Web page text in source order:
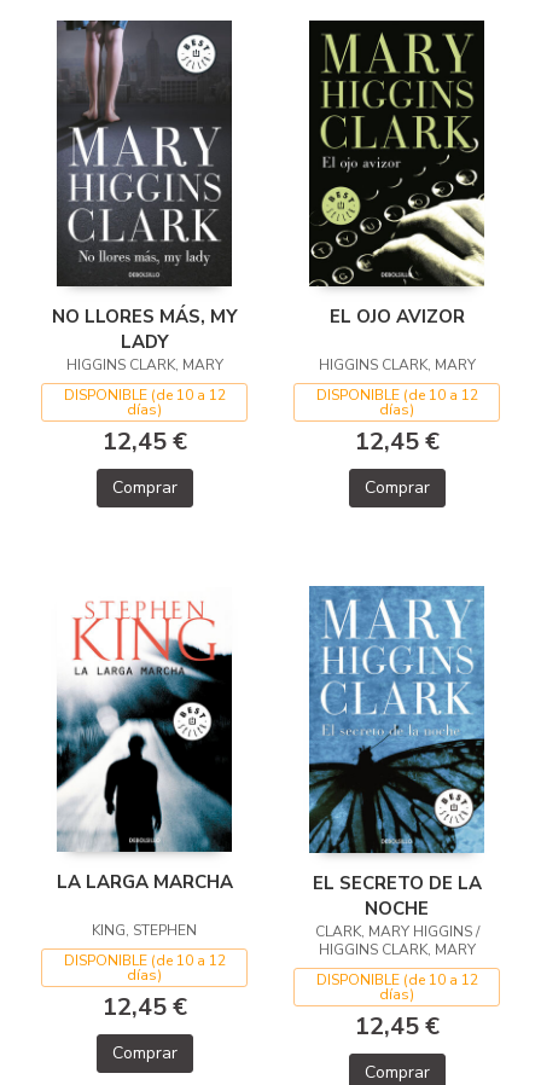
NO LLORES MÁS, MY
LADY
HIGGINS CLARK, MARY
DISPONIBLE (de 10 a 12
días)
12,45 €
Comprar
EL OJO AVIZOR
HIGGINS CLARK, MARY
DISPONIBLE (de 10 a 12
días)
12,45 €
Comprar
LA LARGA MARCHA
KING, STEPHEN
DISPONIBLE (de 10 a 12
días)
12,45 €
Comprar
EL SECRETO DE LA
NOCHE
CLARK, MARY HIGGINS /
HIGGINS CLARK, MARY
DISPONIBLE (de 10 a 12
días)
12,45 €
Comprar